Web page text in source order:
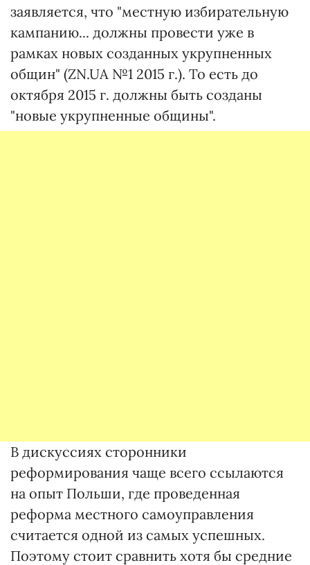
заявляется, что "местную избирательную
кампанию... должны провести уже в
рамках новых созданных укрупненных
общин" (ZN.UA №1 2015 г.). То есть до
октября 2015 г. должны быть созданы
"новые укрупненные общины".
В дискуссиях сторонники
реформирования чаще всего ссылаются
на опыт Польши, где проведенная
реформа местного самоуправления
считается одной из самых успешных.
Поэтому стоит сравнить хотя бы средние